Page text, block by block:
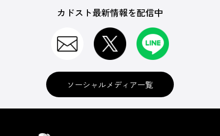
カドスト最新情報を配信中
ソーシャルメディア一覧